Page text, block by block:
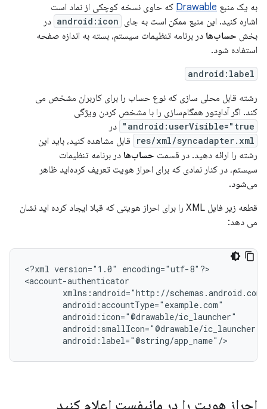
به یک منبع Drawable که حاوی نسخه کوچکی از نماد است
اشاره کنید. این منبع ممکن است به جای android:icon در
بخش حساب‌ها در برنامه تنظیمات سیستم، بسته به اندازه صفحه
استفاده شود.
android:label
رشته قابل محلی سازی که نوع حساب را برای کاربران مشخص می
کند. اگر آداپتور همگام‌سازی را با مشخص کردن ویژگی
android:userVisible="true" در
res/xml/syncadapter.xml
قابل مشاهده کنید، باید این
رشته را ارائه دهید. در قسمت حساب‌ها در برنامه تنظیمات
سیستم، در کنار نمادی که برای احراز هویت تعریف کرده‌اید ظاهر
می‌شود.
قطعه زیر فایل XML را برای احراز هویتی که قبلا ایجاد کرده اید نشان
می دهد:
<?xml version="1.0"
encoding="utf-8"?>
android:label="@string/app_name"/>
احراز هویت را در مانیفست اعلام کنید